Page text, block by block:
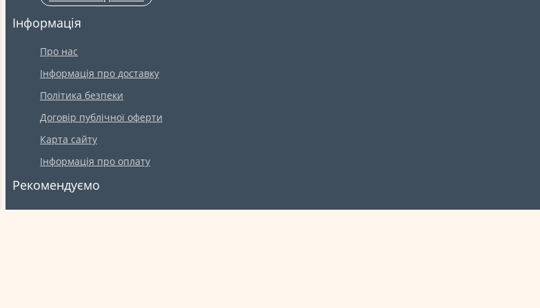
Інформація
Про нас
Інформація про доставку
Політика безпеки
Договір публічної оферти
Карта сайту
Інформація про оплату
Рекомендуємо
Магазин техніки та електроніки